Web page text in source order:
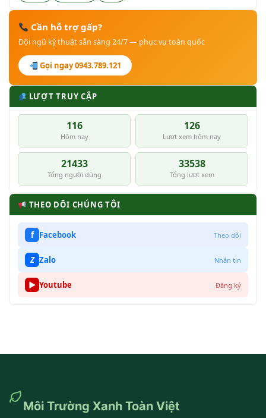
Cần hỗ trợ gấp?
Đội ngũ kỹ thuật sẵn sàng 24/7 — phục vụ toàn quốc
Gọi ngay 0943.789.121
LƯỢT TRUY CẬP
116
Hôm nay
126
Lượt xem hôm nay
21433
Tổng người dùng
33538
Tổng lượt xem
THEO DÕI CHÚNG TÔI
f Facebook Theo dõi
Z Zalo Nhắn tin
▶ Youtube Đăng ký
Môi Trường Xanh Toàn Việt